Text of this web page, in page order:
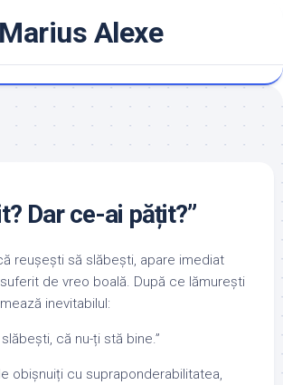
Marius Alexe
Dar ce-ai pățit?”
reușești să slăbești, apare imediat
de vreo boală. După ce lămurești
inevitabilul:
slăbești, că nu-ți stă bine.”
obișnuiți cu supraponderabilitatea,